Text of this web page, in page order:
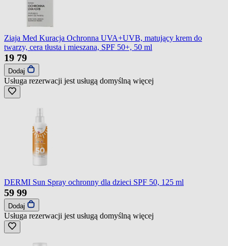
Ziaja Med Kuracja Ochronna UVA+UVB, matujący krem do
twarzy, cera tłusta i mieszana, SPF 50+, 50 ml
19 79
Dodaj
Usługa rezerwacji jest usługą domyślną więcej
DERMI Sun Spray ochronny dla dzieci SPF 50, 125 ml
59 99
Dodaj
Usługa rezerwacji jest usługą domyślną więcej